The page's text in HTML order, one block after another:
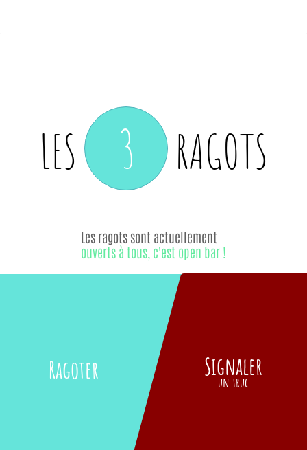
LES 3 RAGOTS
Ragoter
Les ragots sont actuellement
ouverts à tous, c'est open bar !
Signaler
un truc